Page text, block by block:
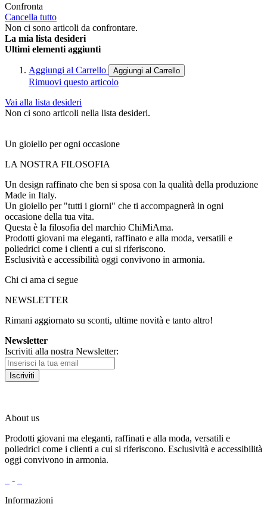
Confronta
Cancella tutto
Non ci sono articoli da confrontare.
La mia lista desideri
Ultimi elementi aggiunti
Aggiungi al Carrello Aggiungi al Carrello
Rimuovi questo articolo
Vai alla lista desideri
Non ci sono articoli nella lista desideri.
Un gioiello per ogni occasione
LA NOSTRA FILOSOFIA
Un design raffinato che ben si sposa con la qualità della produzione
Made in Italy.
Un gioiello per "tutti i giorni" che ti accompagnerà in ogni
occasione della tua vita.
Questa è la filosofia del marchio ChiMiAma.
Prodotti giovani ma eleganti, raffinato e alla moda, versatili e
poliedrici come i clienti a cui si riferiscono.
Esclusività e accessibilità oggi convivono in armonia.
Chi ci ama ci segue
NEWSLETTER
Rimani aggiornato su sconti, ultime novità e tanto altro!
Newsletter
Iscriviti alla nostra Newsletter:
Iscriviti
About us
Prodotti giovani ma eleganti, raffinati e alla moda, versatili e
poliedrici come i clienti a cui si riferiscono. Esclusività e accessibilità
oggi convivono in armonia.
-
Informazioni